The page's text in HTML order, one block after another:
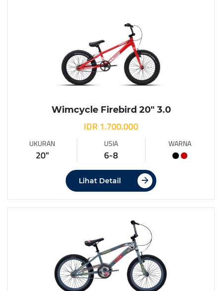
Wimcycle Firebird 20″ 3.0
IDR 1.700.000
UKURAN
20"
USIA
6-8
WARNA
Lihat Detail